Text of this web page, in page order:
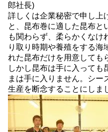
郎社長)
詳しくは企業秘密で申し上
と、昆布巻に適した昆布と
も関わらず、柔らかくなけ
り取り時期や養殖をする海
れた昆布だけを用意しても
しかし昆布は手に入っても
まは手に入りません。シー
生産を断念することにしま